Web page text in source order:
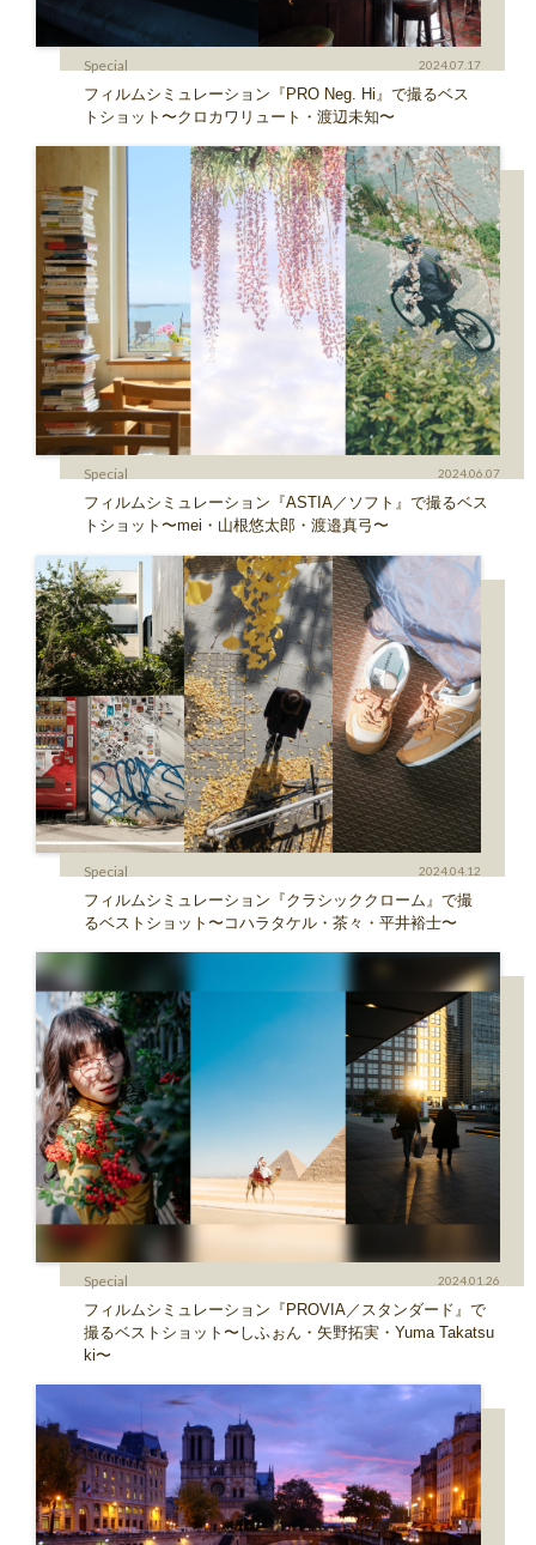
Special 2024.07.17
フィルムシミュレーション『PRO Neg. Hi』で撮るベス
トショット〜クロカワリュート・渡辺未知〜
Special 2024.06.07
フィルムシミュレーション『ASTIA／ソフト』で撮るベス
トショット〜mei・山根悠太郎・渡邉真弓〜
Special 2024.04.12
フィルムシミュレーション『クラシッククローム』で撮
るベストショット〜コハラタケル・茶々・平井裕士〜
Special 2024.01.26
フィルムシミュレーション『PROVIA／スタンダード』で
撮るベストショット〜しふぉん・矢野拓実・Yuma Takatsu
ki〜